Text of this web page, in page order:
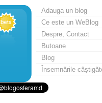
Adauga un blog
Ce este un WeBlog
Despre, Contact
Butoane
Blog
Însemnările